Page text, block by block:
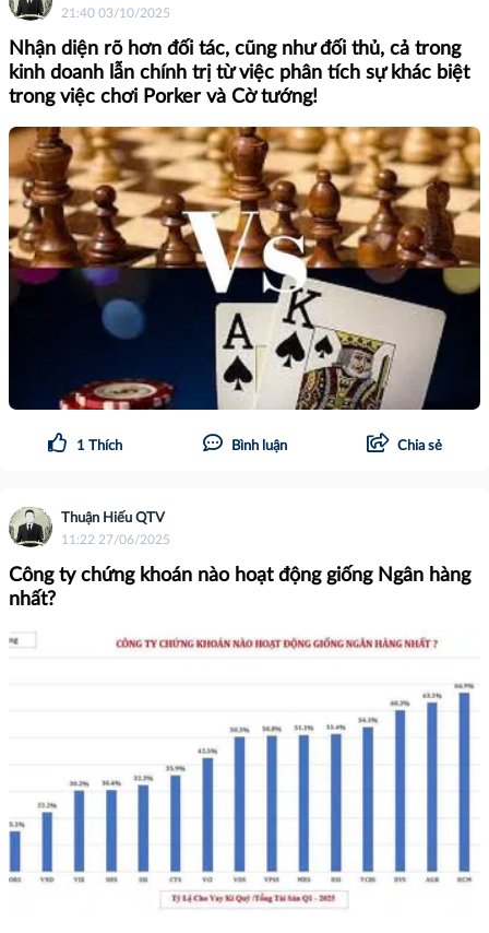
21:40 03/10/2025
Nhận diện rõ hơn đối tác, cũng như đối thủ, cả trong
kinh doanh lẫn chính trị từ việc phân tích sự khác biệt
trong việc chơi Porker và Cờ tướng!
1 Thích Bình luận Chia sẻ
Thuận Hiếu QTV
11:22 27/06/2025
Công ty chứng khoán nào hoạt động giống Ngân hàng
nhất?